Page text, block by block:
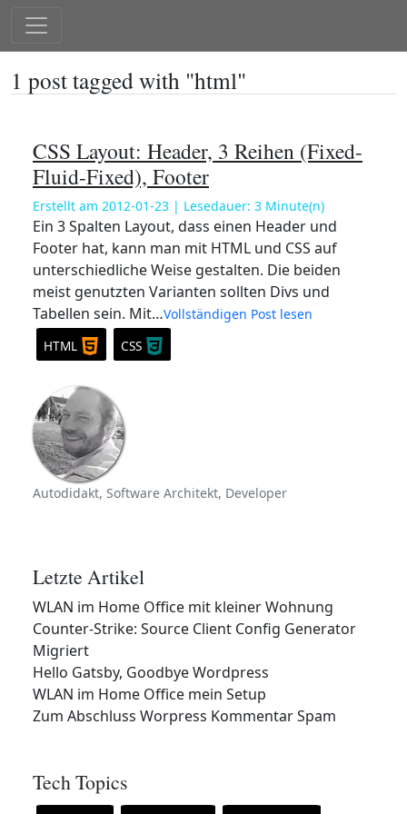
1 post tagged with "html"
CSS Layout: Header, 3 Reihen (Fixed-
Fluid-Fixed), Footer
Erstellt am 2012-01-23 | Lesedauer: 3 Minute(n)
Ein 3 Spalten Layout, dass einen Header und
Footer hat, kann man mit HTML und CSS auf
unterschiedliche Weise gestalten. Die beiden
meist genutzten Varianten sollten Divs und
Tabellen sein. Mit…Vollständigen Post lesen
HTML
CSS
Autodidakt, Software Architekt, Developer
Letzte Artikel
WLAN im Home Office mit kleiner Wohnung
Counter-Strike: Source Client Config Generator
Migriert
Hello Gatsby, Goodbye Wordpress
WLAN im Home Office mein Setup
Zum Abschluss Worpress Kommentar Spam
Tech Topics